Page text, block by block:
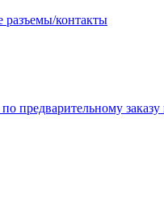
предварительному заказу
разъемы/контакты